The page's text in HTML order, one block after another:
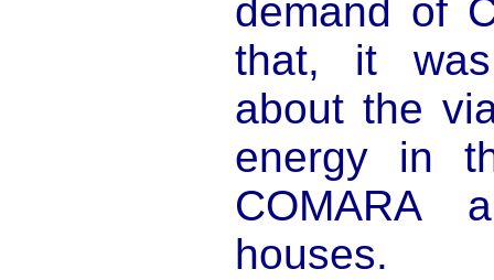
demand of
that, it
about the
energy in
COMARA
houses.